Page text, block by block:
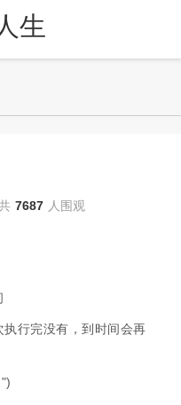
生
7687 人围观
行完没有，到时间会再